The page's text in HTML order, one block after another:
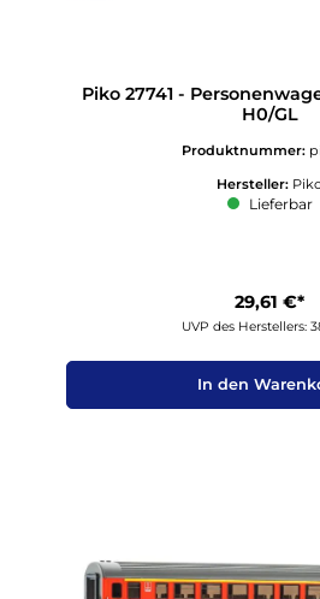
Piko 27741 -
H0/GL
Produktnummer:
Hersteller:
Lieferbar
29,61 €*
UVP des Herstellers:
In den